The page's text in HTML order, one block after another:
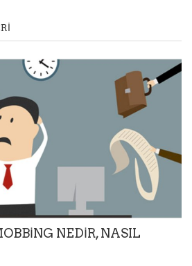
NEDİR, NASIL